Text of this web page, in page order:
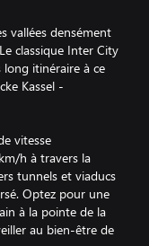
vallées densément
classique Inter City
long itinéraire à ce
Kassel -
vitesse
h à travers la
tunnels et viaducs
Optez pour une
à la pointe de la
au bien-être de